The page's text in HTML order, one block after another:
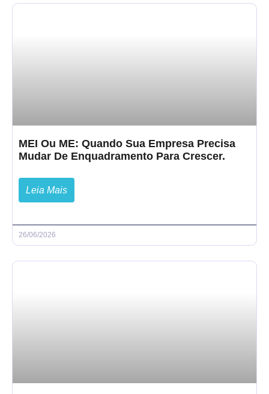
MEI Ou ME: Quando Sua Empresa Precisa
Mudar De Enquadramento Para Crescer.
Leia Mais
26/06/2026